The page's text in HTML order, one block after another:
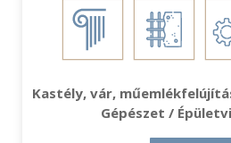
Kastély, vár,
Gépészet /